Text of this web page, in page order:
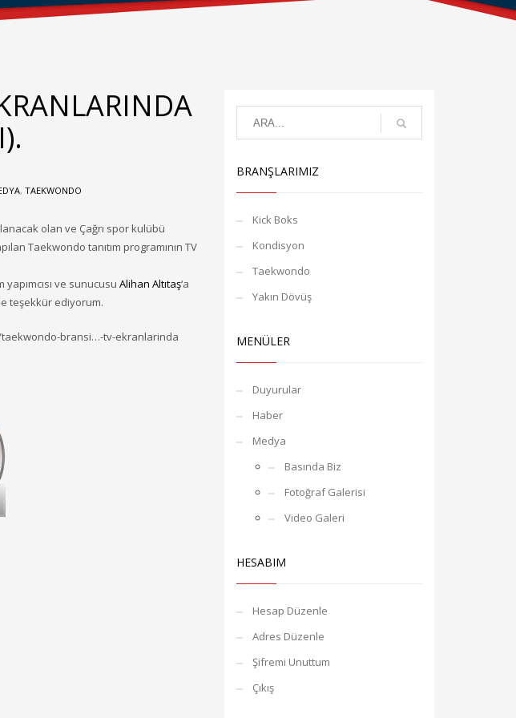
, TAEKWONDO
olan ve Çağrı spor kulübü
Taekwondo tanıtım programının TV
ve sunucusu Alihan Altıtaş‘a
teşekkür ediyorum.
bransi…-tv-ekranlarinda
BRANŞLARIMIZ
Kick Boks
Kondisyon
Taekwondo
Yakın Dövüş
MENÜLER
Duyurular
Haber
Medya
Basında Biz
Fotoğraf Galerisi
Video Galeri
HESABIM
Hesap Düzenle
Adres Düzenle
Şifremi Unuttum
Çıkış